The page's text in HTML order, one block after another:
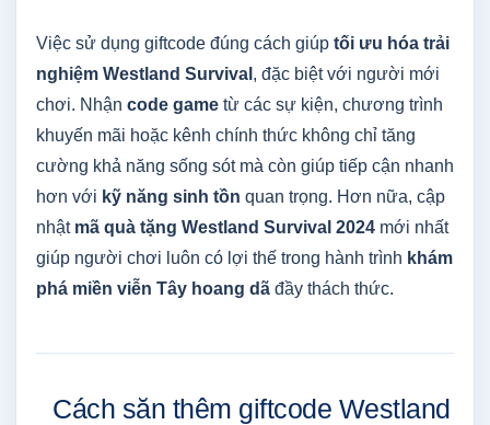
Việc sử dụng giftcode đúng cách giúp tối ưu hóa trải
nghiệm Westland Survival , đặc biệt với người mới
chơi. Nhận code game từ các sự kiện, chương trình
khuyến mãi hoặc kênh chính thức không chỉ tăng
cường khả năng sống sót mà còn giúp tiếp cận nhanh
hơn với kỹ năng sinh tồn quan trọng. Hơn nữa, cập
nhật mã quà tặng Westland Survival 2024 mới nhất
giúp người chơi luôn có lợi thế trong hành trình khám
phá miền viễn Tây hoang dã đầy thách thức.
Cách săn thêm giftcode Westland